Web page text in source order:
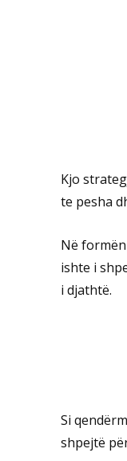
Kjo
te pesha
Në
ishte i
i djathtë.
Si
shpejtë